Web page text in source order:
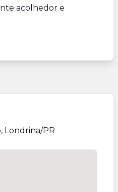
acolhedor e
Londrina/PR